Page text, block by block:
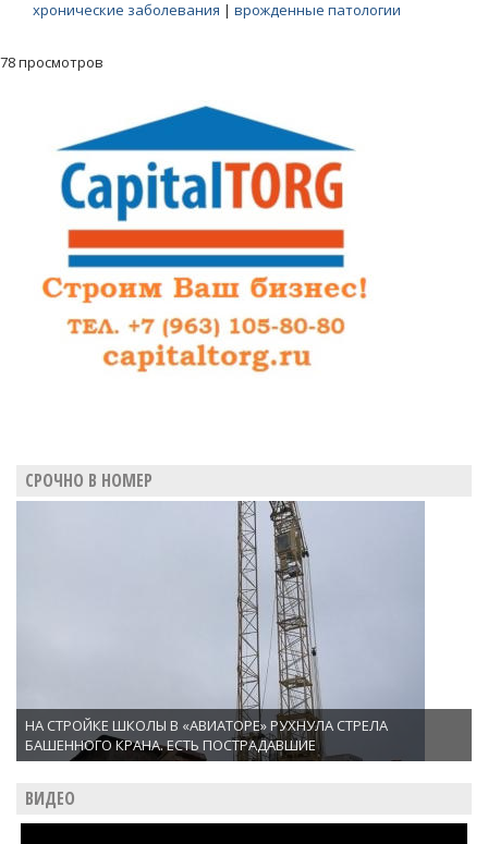
хронические заболевания | врожденные патологии
78 просмотров
СРОЧНО В НОМЕР
НА СТРОЙКЕ ШКОЛЫ В «АВИАТОРЕ» РУХНУЛА СТРЕЛА
БАШЕННОГО КРАНА. ЕСТЬ ПОСТРАДАВШИЕ
ВИДЕО